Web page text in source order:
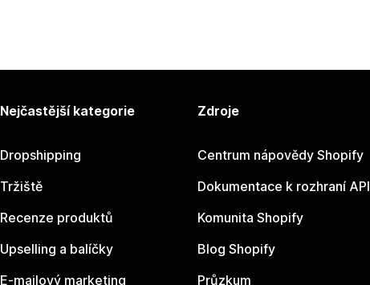
Nejčastější kategorie
Dropshipping
Tržiště
Recenze produktů
Upselling a balíčky
E-mailový marketing
Zdroje
Centrum nápovědy Shopify
Dokumentace k rozhraní API
Komunita Shopify
Blog Shopify
Průzkum